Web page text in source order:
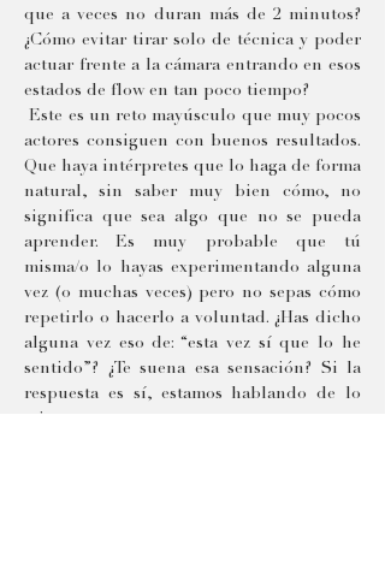
que a veces no duran más de 2 minutos?
¿Cómo evitar tirar solo de técnica y poder
actuar frente a la cámara entrando en esos
estados de flow en tan poco tiempo?
Este es un reto mayúsculo que muy pocos
actores consiguen con buenos resultados.
Que haya intérpretes que lo haga de forma
natural, sin saber muy bien cómo, no
significa que sea algo que no se pueda
aprender. Es muy probable que tú
misma/o lo hayas experimentando alguna
vez (o muchas veces) pero no sepas cómo
repetirlo o hacerlo a voluntad. ¿Has dicho
alguna vez eso de: “esta vez sí que lo he
sentido”? ¿Te suena esa sensación? Si la
respuesta es sí, estamos hablando de lo
mismo.